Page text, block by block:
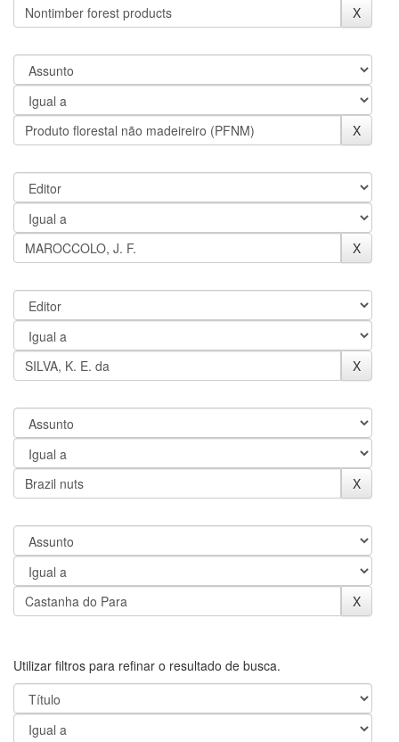
Utilizar filtros para refinar o resultado de busca.